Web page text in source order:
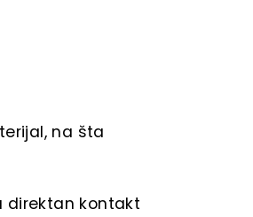
na šta
direktan kontakt